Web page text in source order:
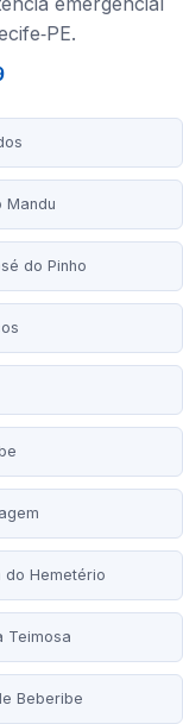
Mandu
do Pinho
do Hemetério
Teimosa
Beberibe